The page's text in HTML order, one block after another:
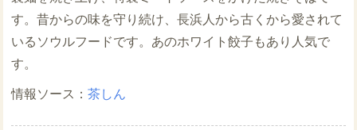
す。昔からの味を守り続け、長浜人から古くから愛されて
いるソウルフードです。あのホワイト餃子もあり人気で
す。
茶しん